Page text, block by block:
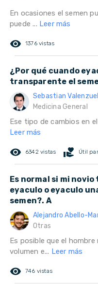
En ocasiones el semen
puede ... Leer más
remove_red_eye 1376 vistas
¿Por qué cuando
transparente el
Sebastian
Medicina General
Ese tipo de cambios en
Leer más
remove_red_eye 6342 vistas volunteer_activism Útil
Es normal si mi
eyaculo o eyaculo
semen?. A
Alejandro Abello-
Otras
Es posible que el
volumen e... Leer más
remove_red_eye 746 vistas